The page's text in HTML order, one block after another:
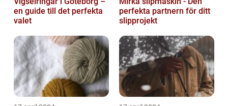
en guide till det perfekta
valet
perfekta partnern för ditt
slipprojekt